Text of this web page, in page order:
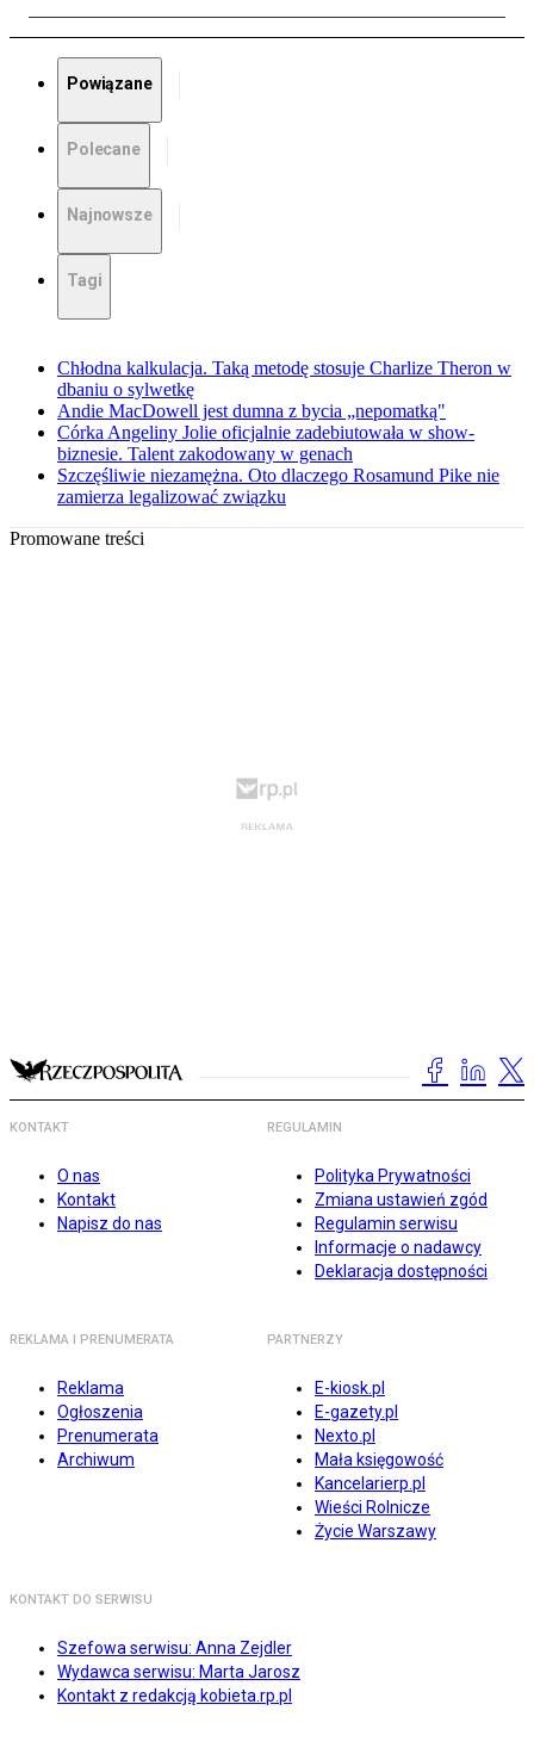
Powiązane
Polecane
Najnowsze
Tagi
Chłodna kalkulacja. Taką metodę stosuje Charlize Theron w
dbaniu o sylwetkę
Andie MacDowell jest dumna z bycia „nepomatką"
Córka Angeliny Jolie oficjalnie zadebiutowała w show-
biznesie. Talent zakodowany w genach
Szczęśliwie niezamężna. Oto dlaczego Rosamund Pike nie
zamierza legalizować związku
Promowane treści
KONTAKT
O nas
Kontakt
Napisz do nas
REGULAMIN
Polityka Prywatności
Zmiana ustawień zgód
Regulamin serwisu
Informacje o nadawcy
Deklaracja dostępności
REKLAMA I PRENUMERATA
Reklama
Ogłoszenia
Prenumerata
Archiwum
PARTNERZY
E-kiosk.pl
E-gazety.pl
Nexto.pl
Mała księgowość
Kancelarierp.pl
Wieści Rolnicze
Życie Warszawy
KONTAKT DO SERWISU
Szefowa serwisu: Anna Zejdler
Wydawca serwisu: Marta Jarosz
Kontakt z redakcją kobieta.rp.pl